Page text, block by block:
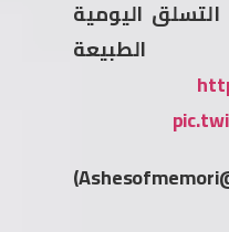
اليومية